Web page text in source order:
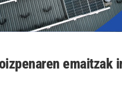
emaitzak